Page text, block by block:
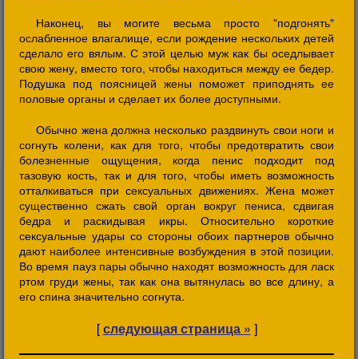
Наконец, вы могите весьма просто "подгонять"
ослабленное влагалище, если рождение нескольких детей
сделало его вялым. С этой целью муж как бы оседлывает
свою жену, вместо того, чтобы находиться между ее бедер.
Подушка под поясницей жены поможет приподнять ее
половые органы и сделает их более доступными.
Обычно жена должна несколько раздвинуть свои ноги и
согнуть колени, как для того, чтобы предотвратить свои
болезненные ощущения, когда пенис подходит под
тазовую кость, так и для того, чтобы иметь возможность
отталкиваться при сексуальных движениях. Жена может
существенно сжать свой орган вокруг пениса, сдвигая
бедра и раскидывая икры. Относительно короткие
сексуальные удары со стороны обоих партнеров обычно
дают наиболее интенсивные возбуждения в этой позиции.
Во время пауз пары обычно находят возможность для ласк
ртом груди жены, так как она вытянулась во все длину, а
его спина значительно согнута.
[следующая страница » ]